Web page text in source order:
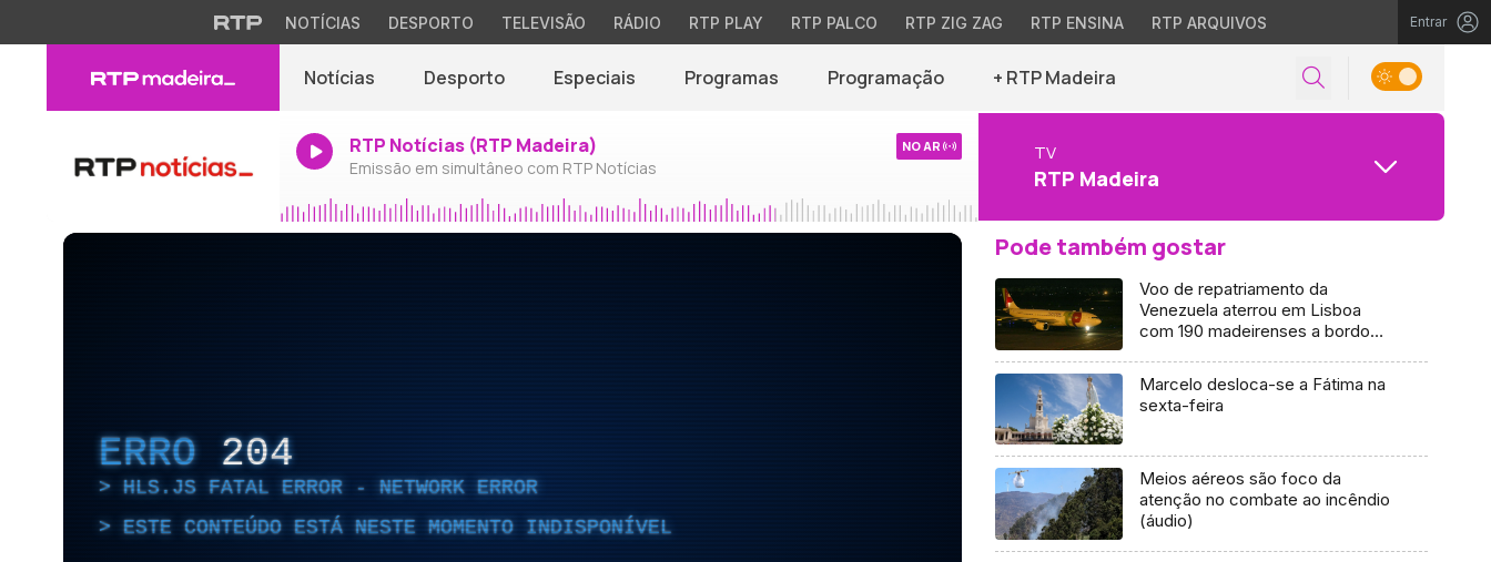
NOTÍCIAS DESPORTO TELEVISÃO RÁDIO RTP PLAY RTP PALCO RTP ZIG ZAG RTP ENSINA RTP ARQUIVOS Entrar
Notícias Desporto Especiais Programas Programação + RTP Madeira
RTP Notícias (RTP Madeira)
Emissão em simultâneo com RTP Notícias
NO AR TV
RTP Madeira
ERRO 204
HLS.JS FATAL ERROR - NETWORK ERROR
ESTE CONTEÚDO ESTÁ NESTE MOMENTO INDISPONÍVEL
Pode também gostar
Voo de repatriamento da
Venezuela aterrou em Lisboa
com 190 madeirenses a bordo
Marcelo desloca-se a Fátima na
sexta-feira
Meios aéreos são foco da
atenção no combate ao incêndio
(áudio)